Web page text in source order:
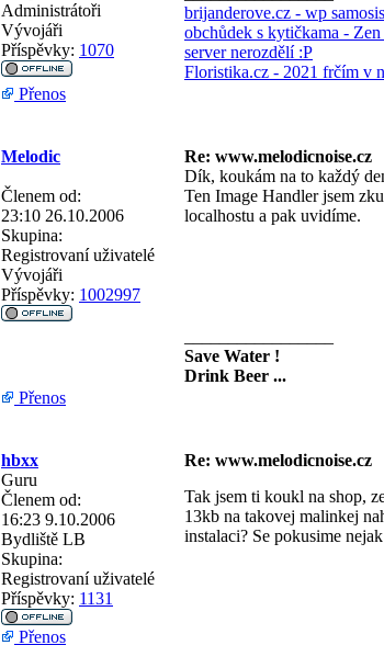
Administrátoři
Vývojáři
Příspěvky: 1070
brijanderove.cz - wp
obchůdek s kytičkama -
server nerozdělí :P
Floristika.cz - 2021 frčím v
Přenos
Melodic Re: www.melodicnoise.cz
Členem od:
23:10 26.10.2006
Skupina:
Registrovaní uživatelé
Vývojáři
Příspěvky: 1002997
Dík, koukám na to každý
Ten Image Handler jsem
localhostu a pak uvidíme.
Save Water !
Drink Beer ...
Přenos
hbxx Re: www.melodicnoise.cz
Guru
Členem od:
16:23 9.10.2006
Bydliště LB
Skupina:
Registrovaní uživatelé
Příspěvky: 1131
Tak jsem ti koukl na shop,
13kb na takovej malinkej
instalaci? Se pokusime
Přenos